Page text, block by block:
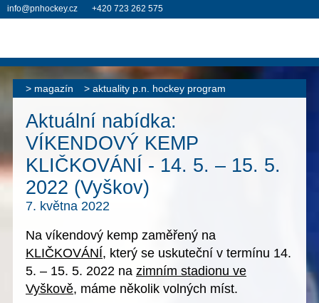
magazín aktuality p.n. hockey program
Aktuální nabídka:
VÍKENDOVÝ KEMP
KLIČKOVÁNÍ - 14. 5. – 15. 5.
2022 (Vyškov)
7. května 2022
Na víkendový kemp zaměřený na
KLIČKOVÁNÍ, který se uskuteční v termínu 14.
5. – 15. 5. 2022 na zimním stadionu ve
Vyškově, máme několik volných míst.
info@pnhockey.cz +420 723 262 575